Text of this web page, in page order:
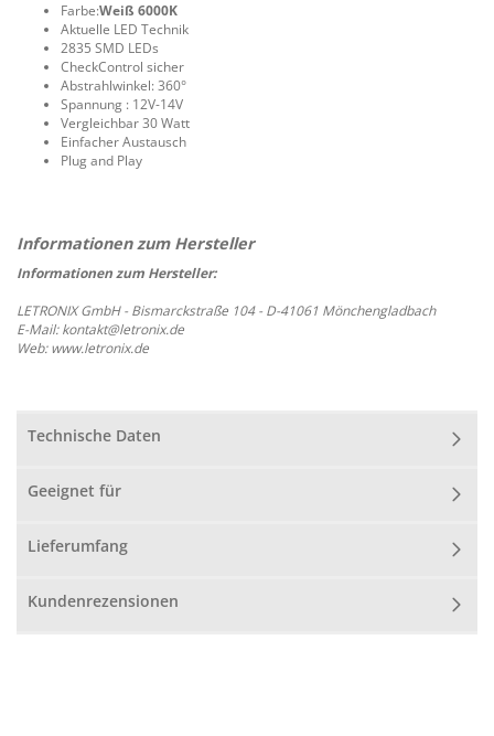
Farbe:Weiß 6000K
Aktuelle LED Technik
2835 SMD LEDs
CheckControl sicher
Abstrahlwinkel: 360°
Spannung : 12V-14V
Vergleichbar 30 Watt
Einfacher Austausch
Plug and Play
Informationen zum Hersteller:
LETRONIX GmbH - Bismarckstraße 104 - D-41061 Mönchengladbach
E-Mail: kontakt@letronix.de
Web: www.letronix.de
Technische Daten
Geeignet für
Lieferumfang
Kundenrezensionen